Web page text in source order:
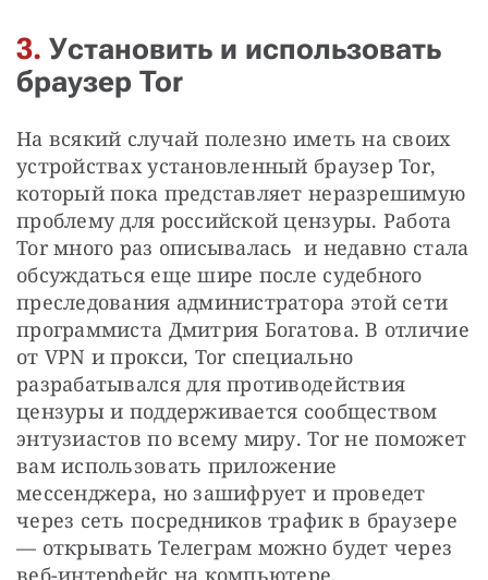
3. Установить и использовать
браузер Tor
На всякий случай полезно иметь на своих
устройствах установленный браузер Tor,
который пока представляет неразрешимую
проблему для российской цензуры. Работа
Tor много раз описывалась  и недавно стала
обсуждаться еще шире после судебного
преследования администратора этой сети
программиста Дмитрия Богатова. В отличие
от VPN и прокси, Tor специально
разрабатывался для противодействия
цензуры и поддерживается сообществом
энтузиастов по всему миру. Tor не поможет
вам использовать приложение
мессенджера, но зашифрует и проведет
через сеть посредников трафик в браузере
— открывать Телеграм можно будет через
веб-интерфейс на компьютере,